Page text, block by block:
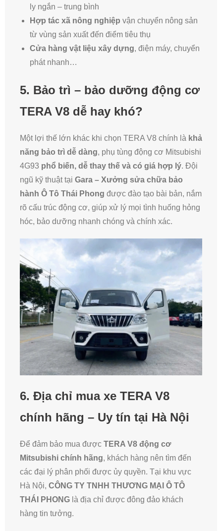
ly ngắn – trung bình
Hợp tác xã nông nghiệp vận chuyển nông sản
từ vùng sản xuất đến điểm tiêu thụ
Cửa hàng vật liệu xây dựng, điện máy, chuyển
phát nhanh…
5. Bảo trì – bảo dưỡng động cơ
TERA V8 dễ hay khó?
Một lợi thế lớn khác khi chọn TERA V8 chính là khả
năng bảo trì dễ dàng, phụ tùng động cơ Mitsubishi
4G93 phổ biến, dễ thay thế và có giá hợp lý. Đội
ngũ kỹ thuật tại Gara – Xưởng sửa chữa bảo
hành Ô Tô Thái Phong được đào tạo bài bản, nắm
rõ cấu trúc động cơ, giúp xử lý mọi tình huống hỏng
hóc, bảo dưỡng nhanh chóng và chính xác.
6. Địa chỉ mua xe TERA V8
chính hãng – Uy tín tại Hà Nội
Để đảm bảo mua được TERA V8 động cơ
Mitsubishi chính hãng, khách hàng nên tìm đến
các đại lý phân phối được ủy quyền. Tại khu vực
Hà Nội, CÔNG TY TNHH THƯƠNG MẠI Ô TÔ
THÁI PHONG là địa chỉ được đông đảo khách
hàng tin tưởng.